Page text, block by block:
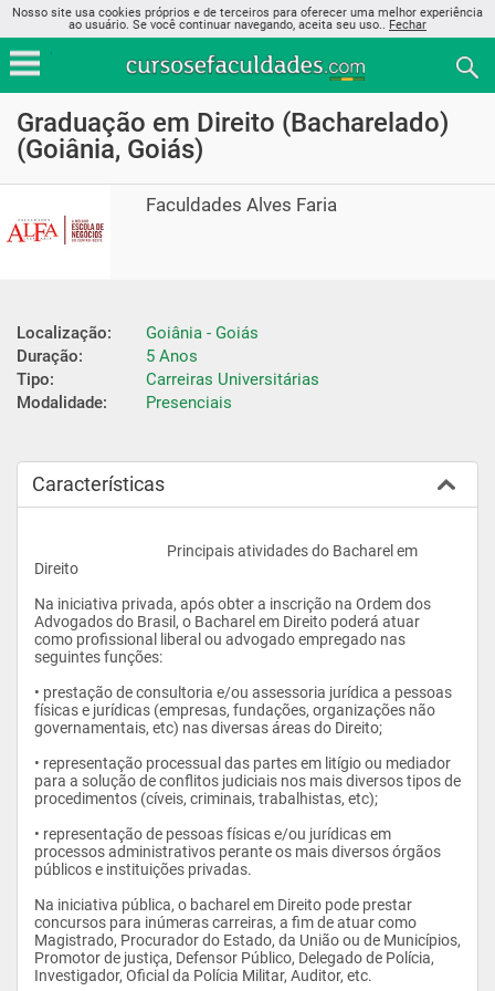
Nosso site usa cookies próprios e de terceiros para oferecer uma melhor experiência
ao usuário. Se você continuar navegando, aceita seu uso.. Fechar
Graduação em Direito (Bacharelado)
(Goiânia, Goiás)
Faculdades Alves Faria
Localização:
Goiânia - Goiás
Duração:
5 Anos
Tipo:
Carreiras Universitárias
Modalidade:
Presenciais
Características
Direito
Na iniciativa privada, após obter a inscrição na Ordem dos
Advogados do Brasil, o Bacharel em Direito poderá atuar
como profissional liberal ou advogado empregado nas
seguintes funções:
• prestação de consultoria e/ou assessoria jurídica a pessoas
físicas e jurídicas (empresas, fundações, organizações não
governamentais, etc) nas diversas áreas do Direito;
• representação processual das partes em litígio ou mediador
para a solução de conflitos judiciais nos mais diversos tipos de
procedimentos (cíveis, criminais, trabalhistas, etc);
• representação de pessoas físicas e/ou jurídicas em
processos administrativos perante os mais diversos órgãos
públicos e instituições privadas.
Na iniciativa pública, o bacharel em Direito pode prestar
concursos para inúmeras carreiras, a fim de atuar como
Magistrado, Procurador do Estado, da União ou de Municípios,
Promotor de justiça, Defensor Público, Delegado de Polícia,
Investigador, Oficial da Polícia Militar, Auditor, etc.